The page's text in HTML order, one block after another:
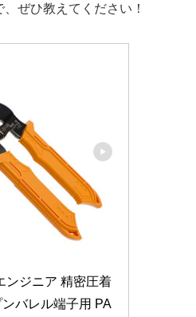
ぜひ教えてください！
ンジニア 精密圧着
バレル端子用 PA